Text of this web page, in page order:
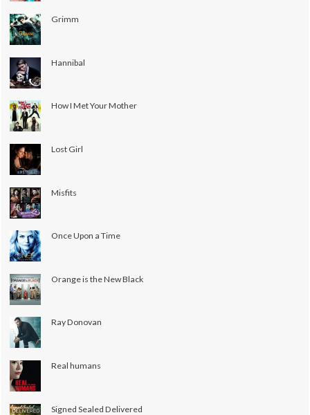
Grimm
Hannibal
How I Met Your Mother
Lost Girl
Misfits
Once Upon a Time
Orange is the New Black
Ray Donovan
Real humans
Signed Sealed Delivered